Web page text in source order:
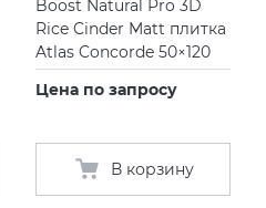
Boost Natural Pro 3D
Rice Cinder Matt плитка
Atlas Concorde 50×120
Цена по запросу
В корзину